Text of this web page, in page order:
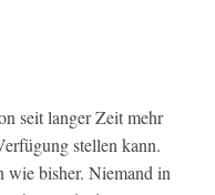
seit langer Zeit mehr
stellen kann.
wie bisher. Niemand in